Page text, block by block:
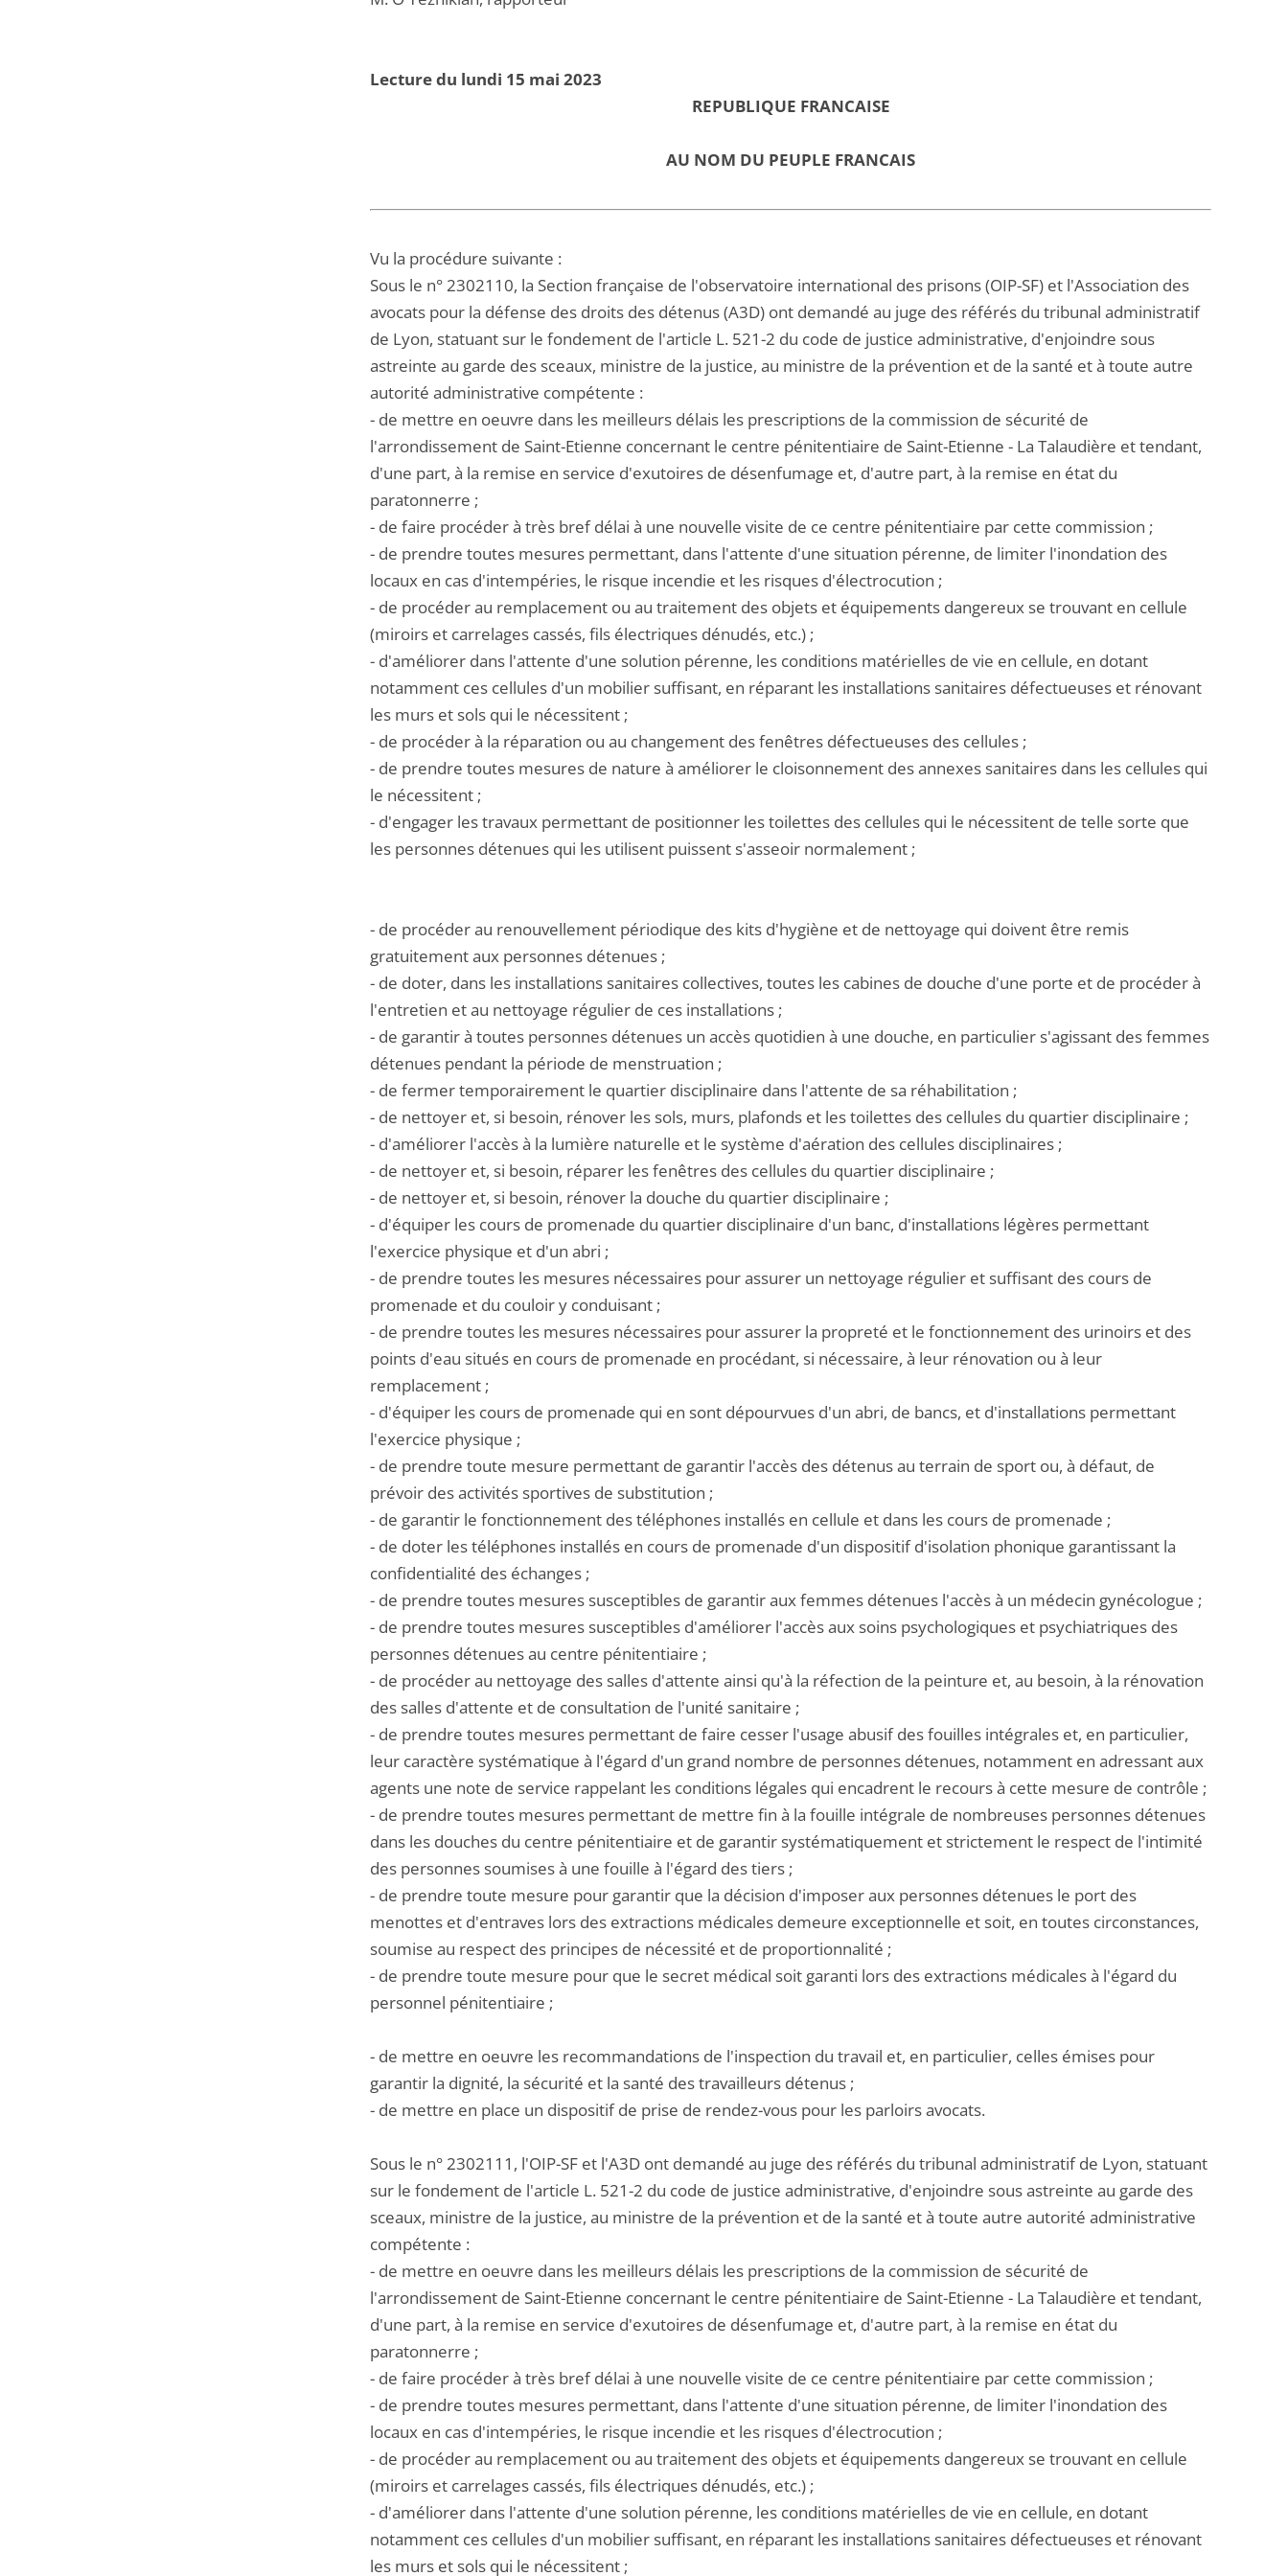
Lecture du lundi 15 mai 2023
REPUBLIQUE FRANCAISE
AU NOM DU PEUPLE FRANCAIS
Vu la procédure suivante :
Sous le n° 2302110, la Section française de l'observatoire international des prisons (OIP-SF) et l'Association des
avocats pour la défense des droits des détenus (A3D) ont demandé au juge des référés du tribunal administratif
de Lyon, statuant sur le fondement de l'article L. 521-2 du code de justice administrative, d'enjoindre sous
astreinte au garde des sceaux, ministre de la justice, au ministre de la prévention et de la santé et à toute autre
autorité administrative compétente :
- de mettre en oeuvre dans les meilleurs délais les prescriptions de la commission de sécurité de
l'arrondissement de Saint-Etienne concernant le centre pénitentiaire de Saint-Etienne - La Talaudière et tendant,
d'une part, à la remise en service d'exutoires de désenfumage et, d'autre part, à la remise en état du
paratonnerre ;
- de faire procéder à très bref délai à une nouvelle visite de ce centre pénitentiaire par cette commission ;
- de prendre toutes mesures permettant, dans l'attente d'une situation pérenne, de limiter l'inondation des
locaux en cas d'intempéries, le risque incendie et les risques d'électrocution ;
- de procéder au remplacement ou au traitement des objets et équipements dangereux se trouvant en cellule
(miroirs et carrelages cassés, fils électriques dénudés, etc.) ;
- d'améliorer dans l'attente d'une solution pérenne, les conditions matérielles de vie en cellule, en dotant
notamment ces cellules d'un mobilier suffisant, en réparant les installations sanitaires défectueuses et rénovant
les murs et sols qui le nécessitent ;
- de procéder à la réparation ou au changement des fenêtres défectueuses des cellules ;
- de prendre toutes mesures de nature à améliorer le cloisonnement des annexes sanitaires dans les cellules qui
le nécessitent ;
- d'engager les travaux permettant de positionner les toilettes des cellules qui le nécessitent de telle sorte que
les personnes détenues qui les utilisent puissent s'asseoir normalement ;
- de procéder au renouvellement périodique des kits d'hygiène et de nettoyage qui doivent être remis
gratuitement aux personnes détenues ;
- de doter, dans les installations sanitaires collectives, toutes les cabines de douche d'une porte et de procéder à
l'entretien et au nettoyage régulier de ces installations ;
- de garantir à toutes personnes détenues un accès quotidien à une douche, en particulier s'agissant des femmes
détenues pendant la période de menstruation ;
- de fermer temporairement le quartier disciplinaire dans l'attente de sa réhabilitation ;
- de nettoyer et, si besoin, rénover les sols, murs, plafonds et les toilettes des cellules du quartier disciplinaire ;
- d'améliorer l'accès à la lumière naturelle et le système d'aération des cellules disciplinaires ;
- de nettoyer et, si besoin, réparer les fenêtres des cellules du quartier disciplinaire ;
- de nettoyer et, si besoin, rénover la douche du quartier disciplinaire ;
- d'équiper les cours de promenade du quartier disciplinaire d'un banc, d'installations légères permettant
l'exercice physique et d'un abri ;
- de prendre toutes les mesures nécessaires pour assurer un nettoyage régulier et suffisant des cours de
promenade et du couloir y conduisant ;
- de prendre toutes les mesures nécessaires pour assurer la propreté et le fonctionnement des urinoirs et des
points d'eau situés en cours de promenade en procédant, si nécessaire, à leur rénovation ou à leur
remplacement ;
- d'équiper les cours de promenade qui en sont dépourvues d'un abri, de bancs, et d'installations permettant
l'exercice physique ;
- de prendre toute mesure permettant de garantir l'accès des détenus au terrain de sport ou, à défaut, de
prévoir des activités sportives de substitution ;
- de garantir le fonctionnement des téléphones installés en cellule et dans les cours de promenade ;
- de doter les téléphones installés en cours de promenade d'un dispositif d'isolation phonique garantissant la
confidentialité des échanges ;
- de prendre toutes mesures susceptibles de garantir aux femmes détenues l'accès à un médecin gynécologue ;
- de prendre toutes mesures susceptibles d'améliorer l'accès aux soins psychologiques et psychiatriques des
personnes détenues au centre pénitentiaire ;
- de procéder au nettoyage des salles d'attente ainsi qu'à la réfection de la peinture et, au besoin, à la rénovation
des salles d'attente et de consultation de l'unité sanitaire ;
- de prendre toutes mesures permettant de faire cesser l'usage abusif des fouilles intégrales et, en particulier,
leur caractère systématique à l'égard d'un grand nombre de personnes détenues, notamment en adressant aux
agents une note de service rappelant les conditions légales qui encadrent le recours à cette mesure de contrôle ;
- de prendre toutes mesures permettant de mettre fin à la fouille intégrale de nombreuses personnes détenues
dans les douches du centre pénitentiaire et de garantir systématiquement et strictement le respect de l'intimité
des personnes soumises à une fouille à l'égard des tiers ;
- de prendre toute mesure pour garantir que la décision d'imposer aux personnes détenues le port des
menottes et d'entraves lors des extractions médicales demeure exceptionnelle et soit, en toutes circonstances,
soumise au respect des principes de nécessité et de proportionnalité ;
- de prendre toute mesure pour que le secret médical soit garanti lors des extractions médicales à l'égard du
personnel pénitentiaire ;
- de mettre en oeuvre les recommandations de l'inspection du travail et, en particulier, celles émises pour
garantir la dignité, la sécurité et la santé des travailleurs détenus ;
- de mettre en place un dispositif de prise de rendez-vous pour les parloirs avocats.
Sous le n° 2302111, l'OIP-SF et l'A3D ont demandé au juge des référés du tribunal administratif de Lyon, statuant
sur le fondement de l'article L. 521-2 du code de justice administrative, d'enjoindre sous astreinte au garde des
sceaux, ministre de la justice, au ministre de la prévention et de la santé et à toute autre autorité administrative
compétente :
- de mettre en oeuvre dans les meilleurs délais les prescriptions de la commission de sécurité de
l'arrondissement de Saint-Etienne concernant le centre pénitentiaire de Saint-Etienne - La Talaudière et tendant,
d'une part, à la remise en service d'exutoires de désenfumage et, d'autre part, à la remise en état du
paratonnerre ;
- de faire procéder à très bref délai à une nouvelle visite de ce centre pénitentiaire par cette commission ;
- de prendre toutes mesures permettant, dans l'attente d'une situation pérenne, de limiter l'inondation des
locaux en cas d'intempéries, le risque incendie et les risques d'électrocution ;
- de procéder au remplacement ou au traitement des objets et équipements dangereux se trouvant en cellule
(miroirs et carrelages cassés, fils électriques dénudés, etc.) ;
- d'améliorer dans l'attente d'une solution pérenne, les conditions matérielles de vie en cellule, en dotant
notamment ces cellules d'un mobilier suffisant, en réparant les installations sanitaires défectueuses et rénovant
les murs et sols qui le nécessitent ;